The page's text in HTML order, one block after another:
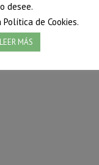
desee.
de Cookies.
LEER MÁS